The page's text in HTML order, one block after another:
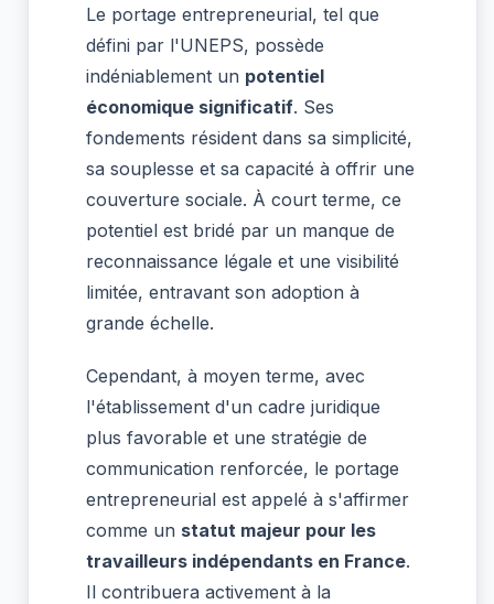
Le portage entrepreneurial, tel que
défini par l'UNEPS, possède
indéniablement un potentiel
économique significatif. Ses
fondements résident dans sa simplicité,
sa souplesse et sa capacité à offrir une
couverture sociale. À court terme, ce
potentiel est bridé par un manque de
reconnaissance légale et une visibilité
limitée, entravant son adoption à
grande échelle.
Cependant, à moyen terme, avec
l'établissement d'un cadre juridique
plus favorable et une stratégie de
communication renforcée, le portage
entrepreneurial est appelé à s'affirmer
comme un statut majeur pour les
travailleurs indépendants en France.
Il contribuera activement à la